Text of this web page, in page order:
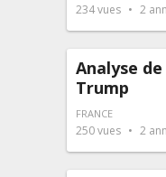
234vues 2
Analyse
Trump
FRANCE
250vues 2